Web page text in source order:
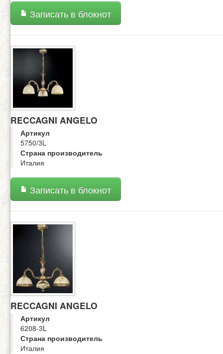
Записать в блокнот
RECCAGNI ANGELO
Артикул
5750/3L
Страна производитель
Италия
Записать в блокнот
RECCAGNI ANGELO
Артикул
6208-3L
Страна производитель
Италия